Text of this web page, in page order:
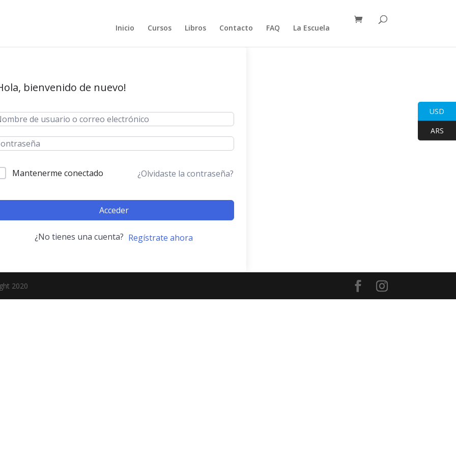
Inicio Cursos Libros Contacto FAQ La Escuela
bienvenido de nuevo!
Mantenerme conectado ¿Olvidaste la contraseña?
Acceder
¿No tienes una cuenta? Regístrate ahora
2020
USD
ARS